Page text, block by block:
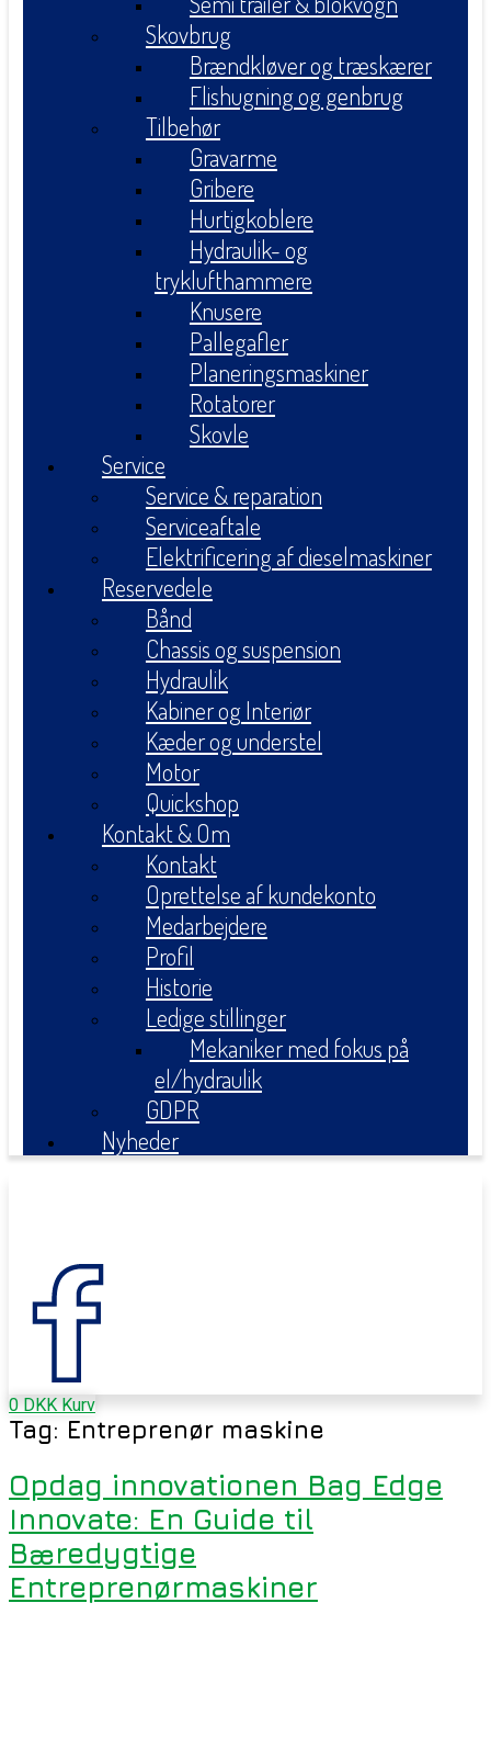
Skovbrug
Brændkløver og træskærer
Flishugning og genbrug
Tilbehør
Gravarme
Gribere
Hurtigkoblere
Hydraulik- og
tryklufthammere
Knusere
Pallegafler
Planeringsmaskiner
Rotatorer
Skovle
Service
Service & reparation
Serviceaftale
Elektrificering af dieselmaskiner
Reservedele
Bånd
Chassis og suspension
Hydraulik
Kabiner og Interiør
Kæder og understel
Motor
Quickshop
Kontakt & Om
Kontakt
Oprettelse af kundekonto
Medarbejdere
Profil
Historie
Ledige stillinger
Mekaniker med fokus på
el/hydraulik
GDPR
Nyheder
0 DKK Kurv
Tag: Entreprenør maskine
Opdag innovationen Bag Edge
Innovate: En Guide til
Bæredygtige
Entreprenørmaskiner